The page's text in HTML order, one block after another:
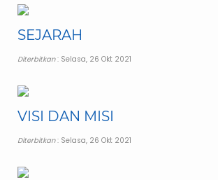
SEJARAH
Diterbitkan: Selasa, 26 Okt 2021
VISI DAN MISI
Diterbitkan: Selasa, 26 Okt 2021